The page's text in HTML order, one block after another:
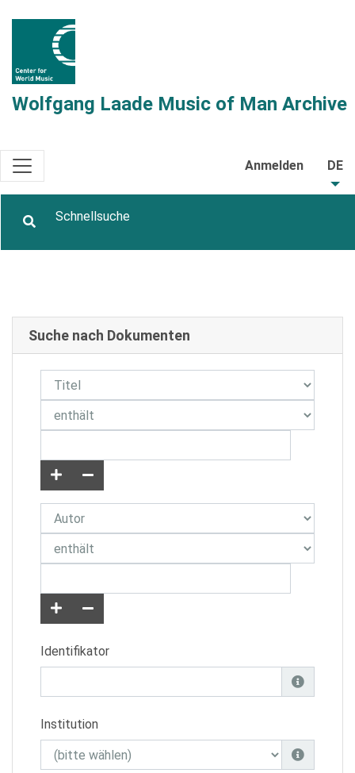
Wolfgang Laade Music of Man Archive
Anmelden DE
Suche nach Dokumenten
Identifikator
Institution